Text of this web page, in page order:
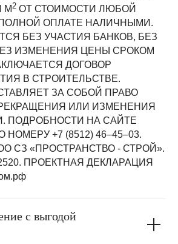
М 2 ОТ СТОИМОСТИ ЛЮБОЙ
ОПЛАТЕ НАЛИЧНЫМИ.
БЕЗ УЧАСТИЯ БАНКОВ, БЕЗ
ИЗМЕНЕНИЯ ЦЕНЫ СРОКОМ
ДОГОВОР
В СТРОИТЕЛЬСТВЕ.
ЗА СОБОЙ ПРАВО
ИЛИ ИЗМЕНЕНИЯ
ПОДРОБНОСТИ НА САЙТЕ
НОМЕРУ +7 (8512) 46‒45‒03.
СЗ «ПРОСТРАНСТВО - СТРОЙ».
ПРОЕКТНАЯ ДЕКЛАРАЦИЯ
с выгодой